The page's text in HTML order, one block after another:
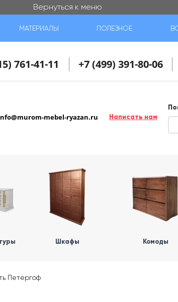
Вернуться к меню
МАТЕРИАЛЫ ПОЛЕЗНОЕ
761-41-11 +7 (499) 391-80-06
mebel-ryazan.ru Написать нам
Шкафы Комоды
Петергоф